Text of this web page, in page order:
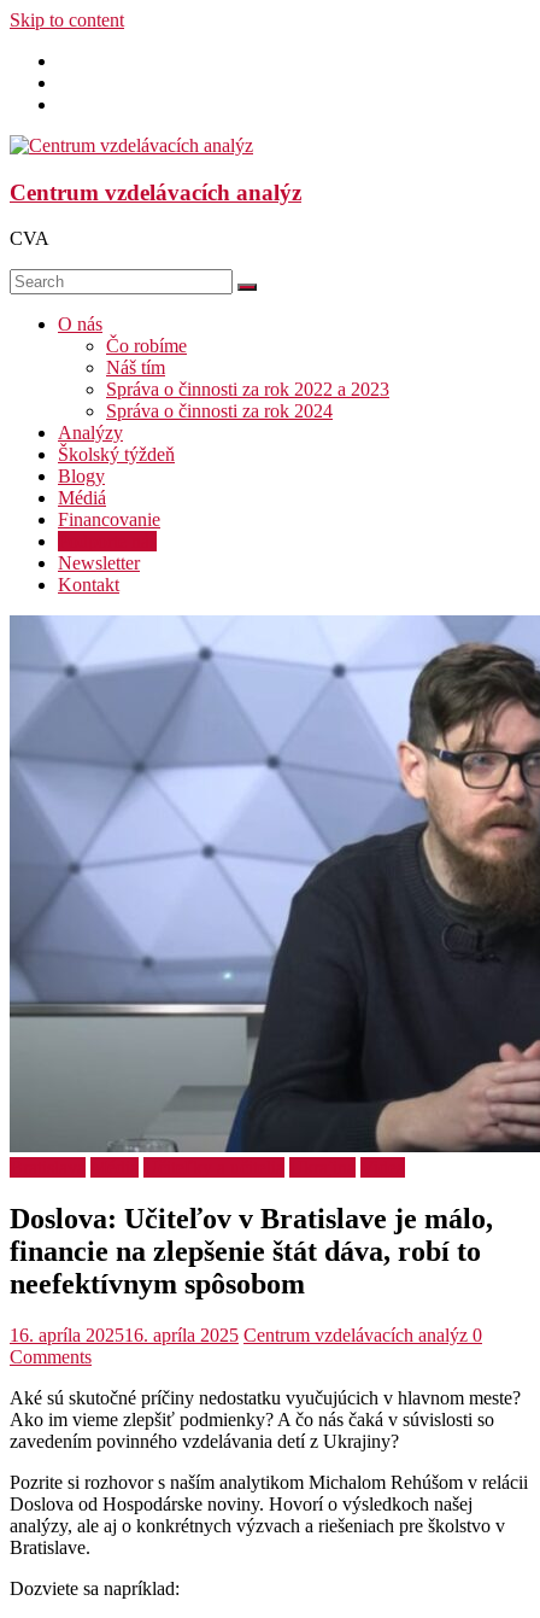
Skip to content
Centrum vzdelávacích analýz
CVA
O nás
Čo robíme
Náš tím
Správa o činnosti za rok 2022 a 2023
Správa o činnosti za rok 2024
Analýzy
Školský týždeň
Blogy
Médiá
Financovanie
Newsletter
Kontakt
Doslova: Učiteľov v Bratislave je málo,
financie na zlepšenie štát dáva, robí to
neefektívnym spôsobom
16. apríla 202516. apríla 2025 Centrum vzdelávacích analýz 0
Comments
Aké sú skutočné príčiny nedostatku vyučujúcich v hlavnom meste?
Ako im vieme zlepšiť podmienky? A čo nás čaká v súvislosti so
zavedením povinného vzdelávania detí z Ukrajiny?
Pozrite si rozhovor s naším analytikom Michalom Rehúšom v relácii
Doslova od Hospodárske noviny. Hovorí o výsledkoch našej
analýzy, ale aj o konkrétnych výzvach a riešeniach pre školstvo v
Bratislave.
Dozviete sa napríklad: